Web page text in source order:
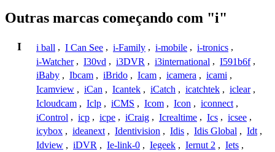
Outras marcas começando com "i"
I i ball , I Can See , i-Family , i-mobile , i-tronics ,
i-Watcher , I30vd , i3DVR , i3international , I591b6f ,
iBaby , Ibcam , iBrido , Icam , icamera , icami ,
Icamview , iCan , Icantek , iCatch , icatchtek , iclear ,
Icloudcam , Iclp , iCMS , Icom , Icon , iconnect ,
iControl , icp , icpe , iCraig , Icrealtime , Ics , icsee ,
icybox , ideanext , Identivision , Idis , Idis Global , Idt ,
Idview , iDVR , Ie-link-0 , Iegeek , Iernut 2 , Iets ,